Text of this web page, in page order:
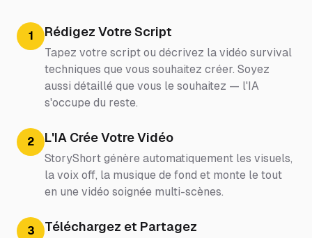
1 Rédigez Votre Script
Tapez votre script ou décrivez la vidéo survival
techniques que vous souhaitez créer. Soyez
aussi détaillé que vous le souhaitez — l'IA
s'occupe du reste.
2 L'IA Crée Votre Vidéo
StoryShort génère automatiquement les visuels,
la voix off, la musique de fond et monte le tout
en une vidéo soignée multi-scènes.
3 Téléchargez et Partagez